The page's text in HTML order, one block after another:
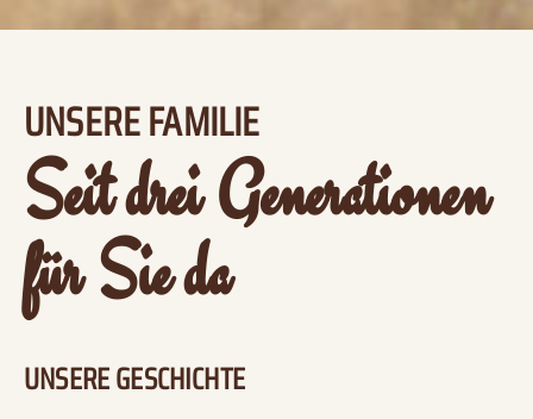
UNSERE FAMILIE
Seit drei Generationen
für Sie da
UNSERE GESCHICHTE